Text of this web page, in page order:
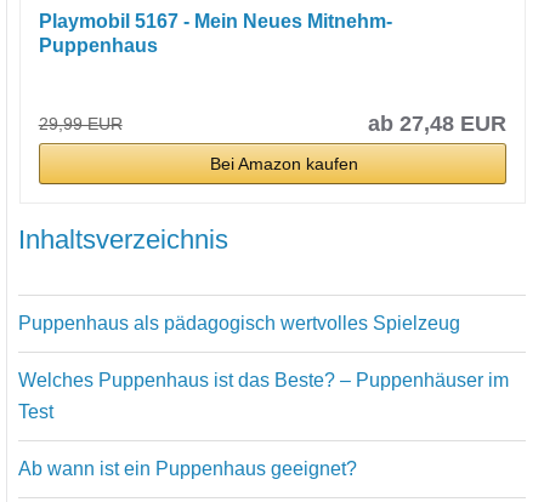
Playmobil 5167 - Mein Neues Mitnehm-
Puppenhaus
29,99 EUR ab 27,48 EUR
Bei Amazon kaufen
Inhaltsverzeichnis
Puppenhaus als pädagogisch wertvolles Spielzeug
Welches Puppenhaus ist das Beste? – Puppenhäuser im
Test
Ab wann ist ein Puppenhaus geeignet?